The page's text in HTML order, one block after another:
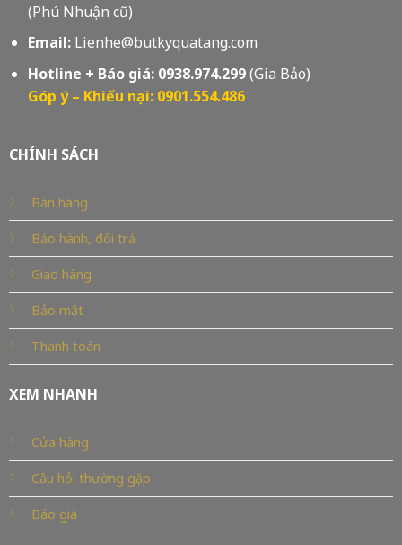
(Phú Nhuận cũ)
Email:Lienhe@butkyquatang.com
Hotline + Báo giá: 0938.974.299(Gia Bảo)
Góp ý – Khiếu nại: 0901.554.486
CHÍNH SÁCH
Bán hàng
Bảo hành, đổi trả
Giao hàng
Bảo mật
Thanh toán
XEM NHANH
Cửa hàng
Câu hỏi thường gặp
Báo giá